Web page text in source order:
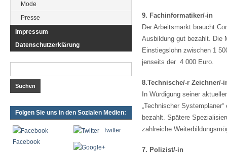
9. Fachinformatiker/-in
Der Arbeitsmarkt braucht
Ausbildung gut bezahlt. Die
Einstiegslohn zwischen 1
jenseits der 4 000 Euro.
8.Technische/-r Zeichner/-
In Würdigung seiner
„Technischer
bezahlt. Spätere
zahlreiche
7. Polizist/-in
Mode
Presse
Impressum
Datenschutzerklärung
Folgen Sie uns in den Sozialen Medien:
Facebook
Twitter